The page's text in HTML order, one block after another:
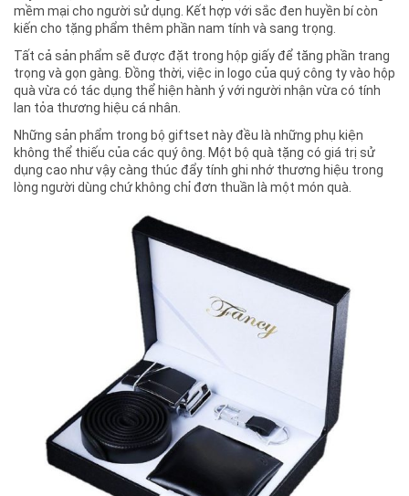
mềm mại cho người sử dụng. Kết hợp với sắc đen huyền bí còn
kiến cho tặng phẩm thêm phần nam tính và sang trọng.
Tất cả sản phẩm sẽ được đặt trong hộp giấy để tăng phần trang
trọng và gọn gàng. Đồng thời, việc in logo của quý công ty vào hộp
quà vừa có tác dụng thể hiện hành ý với người nhận vừa có tính
lan tỏa thương hiệu cá nhân.
Những sản phẩm trong bộ giftset này đều là những phụ kiện
không thể thiếu của các quý ông. Một bộ quà tặng có giá trị sử
dụng cao như vậy càng thúc đẩy tính ghi nhớ thương hiệu trong
lòng người dùng chứ không chỉ đơn thuần là một món quà.